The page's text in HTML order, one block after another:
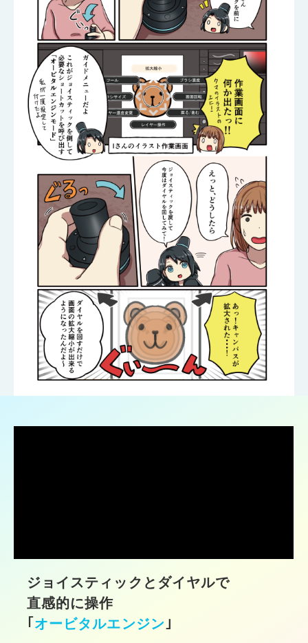
ジョイスティックとダイヤルで
直感的に操作
｢ オービタルエンジン｣